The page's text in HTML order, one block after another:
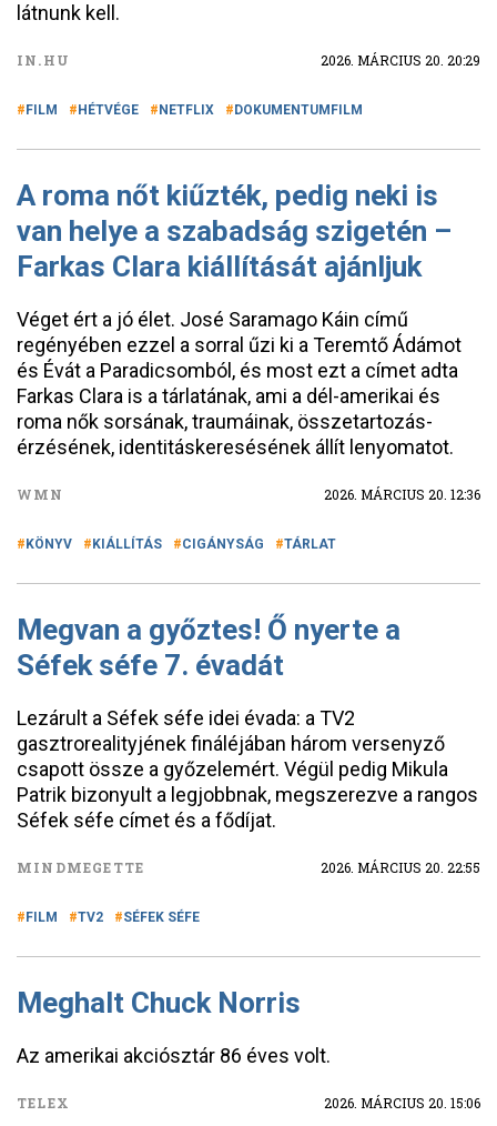
látnunk kell.
IN.HU 2026. MÁRCIUS 20. 20:29
FILM HÉTVÉGE NETFLIX DOKUMENTUMFILM
A roma nőt kiűzték, pedig neki is
van helye a szabadság szigetén –
Farkas Clara kiállítását ajánljuk
Véget ért a jó élet. José Saramago Káin című
regényében ezzel a sorral űzi ki a Teremtő Ádámot
és Évát a Paradicsomból, és most ezt a címet adta
Farkas Clara is a tárlatának, ami a dél-amerikai és
roma nők sorsának, traumáinak, összetartozás-
érzésének, identitáskeresésének állít lenyomatot.
WMN 2026. MÁRCIUS 20. 12:36
KÖNYV KIÁLLÍTÁS CIGÁNYSÁG TÁRLAT
Megvan a győztes! Ő nyerte a
Séfek séfe 7. évadát
Lezárult a Séfek séfe idei évada: a TV2
gasztrorealityjének fináléjában három versenyző
csapott össze a győzelemért. Végül pedig Mikula
Patrik bizonyult a legjobbnak, megszerezve a rangos
Séfek séfe címet és a fődíjat.
MINDMEGETTE 2026. MÁRCIUS 20. 22:55
FILM TV2 SÉFEK SÉFE
Meghalt Chuck Norris
Az amerikai akciósztár 86 éves volt.
TELEX 2026. MÁRCIUS 20. 15:06